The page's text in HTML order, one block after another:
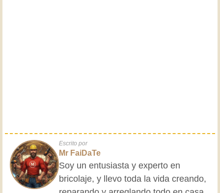
Escrito por
Mr FaiDaTe
Soy un entusiasta y experto en
bricolaje, y llevo toda la vida creando,